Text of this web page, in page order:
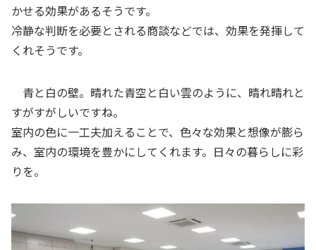
かせる効果があるそうです。
冷静な判断を必要とされる商談などでは、効果を発揮して
くれそうです。
青と白の壁。晴れた青空と白い雲のように、晴れ晴れと
すがすがしいですね。
室内の色に一工夫加えることで、色々な効果と想像が膨ら
み、室内の環境を豊かにしてくれます。日々の暮らしに彩
りを。